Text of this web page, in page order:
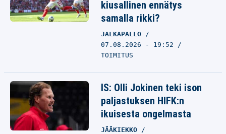
kiusallinen ennätys
samalla rikki?
JALKAPALLO
07.08.2026 - 19:52
TOIMITUS
IS: Olli Jokinen teki ison
paljastuksen HIFK:n
ikuisesta ongelmasta
JÄÄKIEKKO